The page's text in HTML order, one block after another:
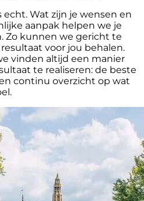
Wat zijn je wensen en
aanpak helpen we je
Zo kunnen we gericht te
voor jou behalen.
vinden altijd een manier
te realiseren: de beste
continu overzicht op wat